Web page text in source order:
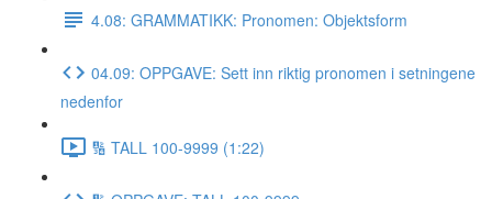
4.08: GRAMMATIKK: Pronomen: Objektsform
04.09: OPPGAVE: Sett inn riktig pronomen i setningene
nedenfor
🔢 TALL 100-9999 (1:22)